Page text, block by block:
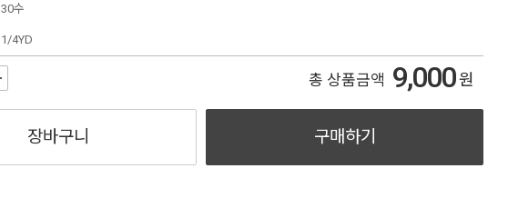
30수
1/4YD
총 상품금액 9,000원
장바구니 구매하기